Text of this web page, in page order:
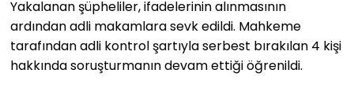
Yakalanan şüpheliler, ifadelerinin alınmasının
ardından adli makamlara sevk edildi. Mahkeme
tarafından adli kontrol şartıyla serbest bırakılan 4 kişi
hakkında soruşturmanın devam ettiği öğrenildi.